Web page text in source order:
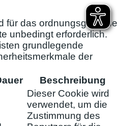
für das ordnungsgemäße
unbedingt erforderlich.
grundlegende
der
Beschreibung
Dieser Cookie wird
verwendet, um die
Zustimmung des